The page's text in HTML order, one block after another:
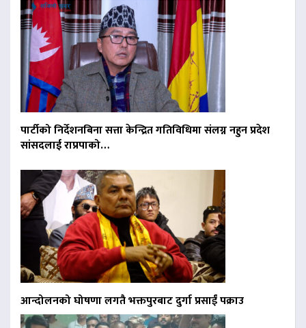
पार्टीको निर्देशनबिना सत्ता केन्द्रित गतिविधिमा संलग्न नहुन प्रदेश
सांसदलाई राप्रपाको…
आन्दोलनको घोषणा लगतै भक्तपुरबाट दुर्गा प्रसाईं पक्राउ